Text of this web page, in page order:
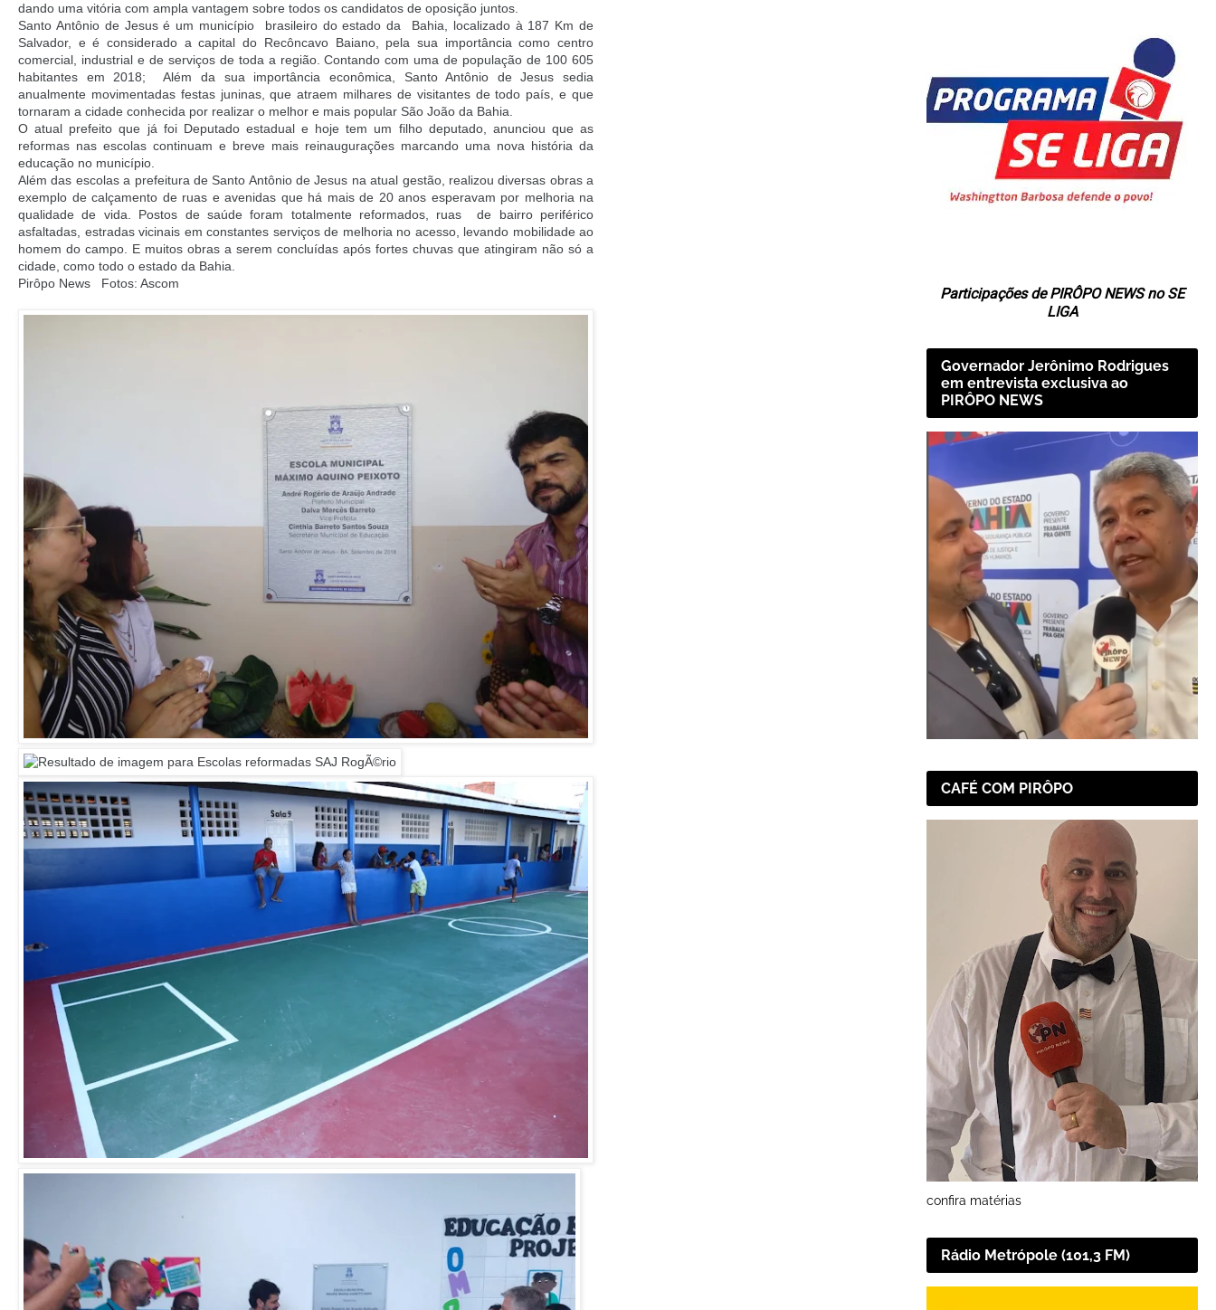
dando uma vitória com ampla vantagem sobre todos os candidatos de oposição juntos.
Santo Antônio de Jesus é um município brasileiro do estado da Bahia, localizado à 187 Km de
Salvador, e é considerado a capital do Recôncavo Baiano, pela sua importância como centro
comercial, industrial e de serviços de toda a região. Contando com uma de população de 100 605
habitantes em 2018; Além da sua importância econômica, Santo Antônio de Jesus sedia
anualmente movimentadas festas juninas, que atraem milhares de visitantes de todo país, e que
tornaram a cidade conhecida por realizar o melhor e mais popular São João da Bahia.
O atual prefeito que já foi Deputado estadual e hoje tem um filho deputado, anunciou que as
reformas nas escolas continuam e breve mais reinaugurações marcando uma nova história da
educação no município.
Além das escolas a prefeitura de Santo Antônio de Jesus na atual gestão, realizou diversas obras a
exemplo de calçamento de ruas e avenidas que há mais de 20 anos esperavam por melhoria na
qualidade de vida. Postos de saúde foram totalmente reformados, ruas de bairro periférico
asfaltadas, estradas vicinais em constantes serviços de melhoria no acesso, levando mobilidade ao
homem do campo. E muitos obras a serem concluídas após fortes chuvas que atingiram não só a
cidade, como todo o estado da Bahia.
Pirôpo News Fotos: Ascom
Participações de PIRÔPO NEWS no SE
LIGA
Governador Jerônimo Rodrigues
em entrevista exclusiva ao
PIRÔPO NEWS
CAFÉ COM PIRÔPO
confira matérias
Rádio Metrópole (101,3 FM)